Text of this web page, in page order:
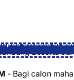
Swasta di
- Bagi calon